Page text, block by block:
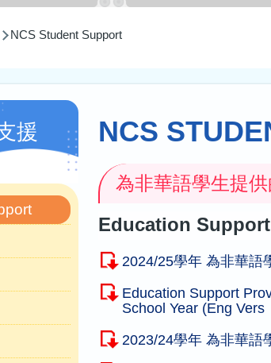
NCS Student Support
NCS
為非華語學生提
Education
2024/25學年 為非華語
Education Support
School Year (Eng Vers
2023/24學年 為非華語
援